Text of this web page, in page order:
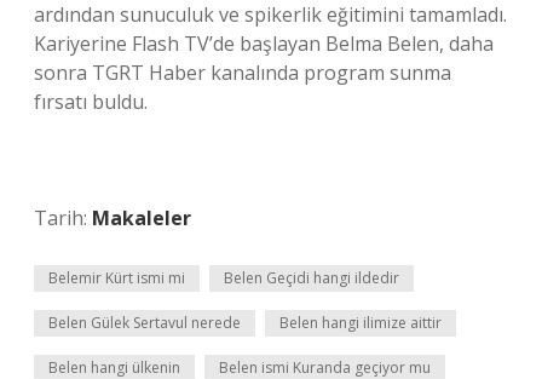
ardından sunuculuk ve spikerlik eğitimini tamamladı.
Kariyerine Flash TV’de başlayan Belma Belen, daha
sonra TGRT Haber kanalında program sunma
fırsatı buldu.
Tarih: Makaleler
Belemir Kürt ismi mi Belen Geçidi hangi ildedir
Belen Gülek Sertavul nerede Belen hangi ilimize aittir
Belen hangi ülkenin Belen ismi Kuranda geçiyor mu